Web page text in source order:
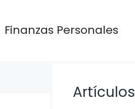
Finanzas Personales
Artículos